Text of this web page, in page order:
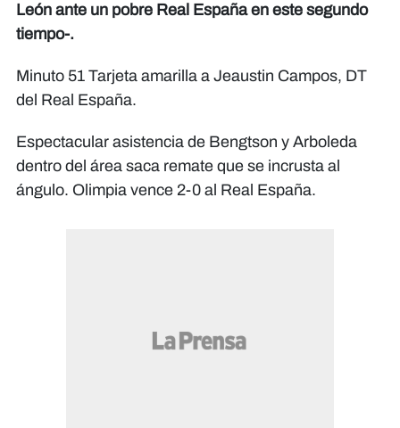
León ante un pobre Real España en este segundo
tiempo-.
Minuto 51 Tarjeta amarilla a Jeaustin Campos, DT
del Real España.
Espectacular asistencia de Bengtson y Arboleda
dentro del área saca remate que se incrusta al
ángulo. Olimpia vence 2-0 al Real España.